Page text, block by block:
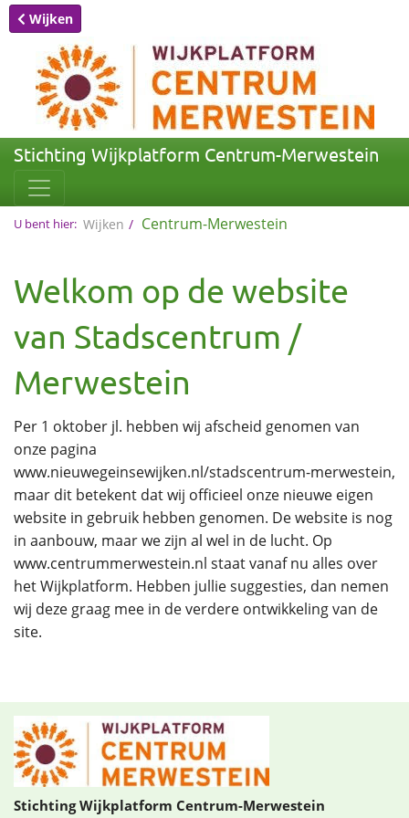
Wijken
Stichting Wijkplatform Centrum-Merwestein
U bent hier: Wijken Centrum-Merwestein
Welkom op de website
van Stadscentrum /
Merwestein
Per 1 oktober jl. hebben wij afscheid genomen van
onze pagina
www.nieuwegeinsewijken.nl/stadscentrum-merwestein,
maar dit betekent dat wij officieel onze nieuwe eigen
website in gebruik hebben genomen. De website is nog
in aanbouw, maar we zijn al wel in de lucht. Op
www.centrummerwestein.nl staat vanaf nu alles over
het Wijkplatform. Hebben jullie suggesties, dan nemen
wij deze graag mee in de verdere ontwikkeling van de
site.
Stichting Wijkplatform Centrum-Merwestein